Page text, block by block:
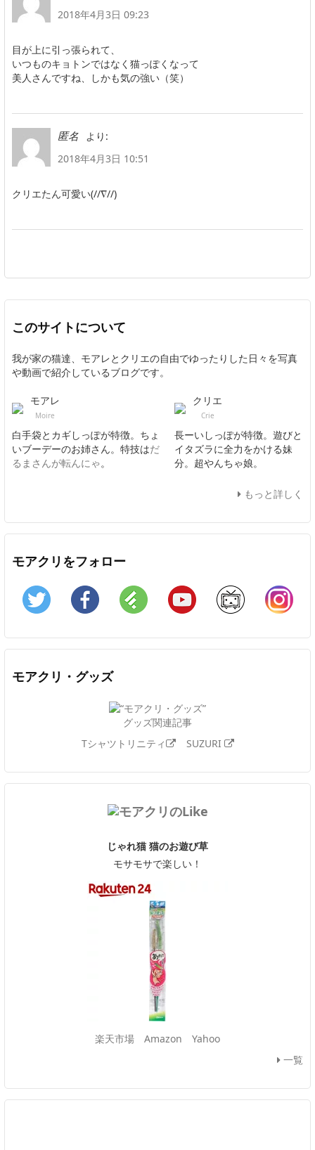
2018年4月3日 09:23
目が上に引っ張られて、
いつものキョトンではなく猫っぽくなって
美人さんですね、しかも気の強い（笑）
匿名
より:
2018年4月3日 10:51
クリエたん可愛い(//∇//)
このサイトについて
我が家の猫達、モアレとクリエの自由でゆったりした日々を写真
や動画で紹介しているブログです。
モアレ
Moire
白手袋とカギしっぽが特徴。ちょ
いブーデーのお姉さん。特技はだ
るまさんが転んにゃ。
クリエ
Crie
長ーいしっぽが特徴。遊びと
イタズラに全力をかける妹
分。超やんちゃ娘。
もっと詳しく
モアクリをフォロー
Twitter Facebook Feedly YouTube ニコニコ動画
モアクリ・グッズ
グッズ関連記事
Tシャツトリニティ
SUZURI
じゃれ猫 猫のお遊び草
モサモサで楽しい！
楽天市場 Amazon
Yahoo
一覧